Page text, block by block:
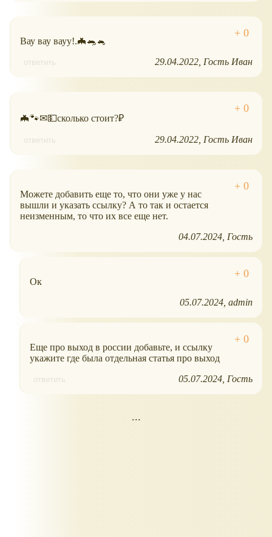
Вау вау вауу!.🦇🐀🐁
ответить 29.04.2022 Гость Иван
🦇🐾✉💵сколько стоит?₽
ответить 29.04.2022 Гость Иван
Можете добавить еще то, что они уже у нас
вышли и указать ссылку? А то так и остается
неизменным, то что их все еще нет.
04.07.2024 Гость
Ок
05.07.2024 admin
Еще про выход в россии добавьте, и ссылку
укажите где была отдельная статья про выход
ответить 05.07.2024 Гость
...